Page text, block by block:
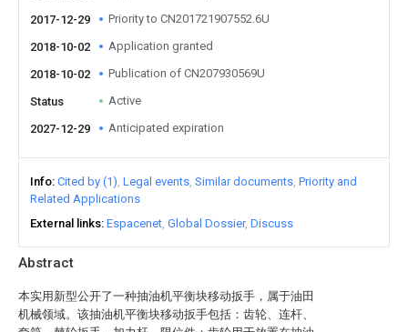
Abstract
本实用新型公开了一种抽油机平衡块移动扳手，属于油田
机械领域。该抽油机平衡块移动扳手包括：齿轮、连杆、
2017-12-29 Priority to CN201721907552.6U
2018-10-02 Application granted
2018-10-02 Publication of CN207930569U
Status Active
2027-12-29 Anticipated expiration
Info Cited by (1) Legal events Similar documents Priority and
Related Applications
External links Espacenet Global Dossier Discuss